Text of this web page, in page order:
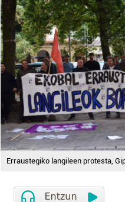
Erraustegiko langileen protesta,